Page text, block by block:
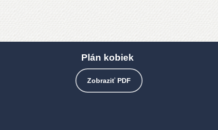
Plán kobiek
Zobraziť PDF